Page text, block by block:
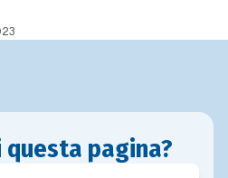
questa pagina?